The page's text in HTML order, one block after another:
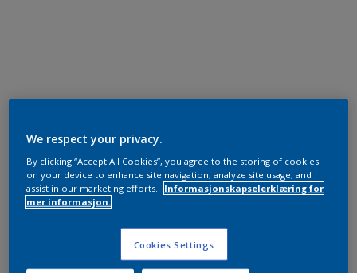
We respect your privacy.
By clicking “Accept All Cookies”, you agree to the storing of cookies
on your device to enhance site navigation, analyze site usage, and
assist in our marketing efforts.
Informasjonskapselerklæring for
mer informasjon.
Cookies Settings